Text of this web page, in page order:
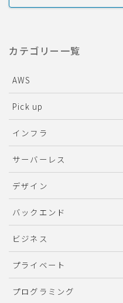
カテゴリー一覧
AWS
Pick up
インフラ
サーバーレス
デザイン
バックエンド
ビジネス
プライベート
プログラミング